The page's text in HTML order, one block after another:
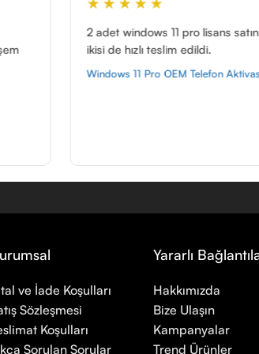
11 pro lisans satın aldım,
teslim edildi.
Pro OEM Telefon Aktivasyon
Anında
ve İade Koşulları
Sözleşmesi
Koşulları
Sorulan Sorular
Yararlı
Hakkımızda
Bize Ulaşın
Kampanyalar
Trend Ürünler